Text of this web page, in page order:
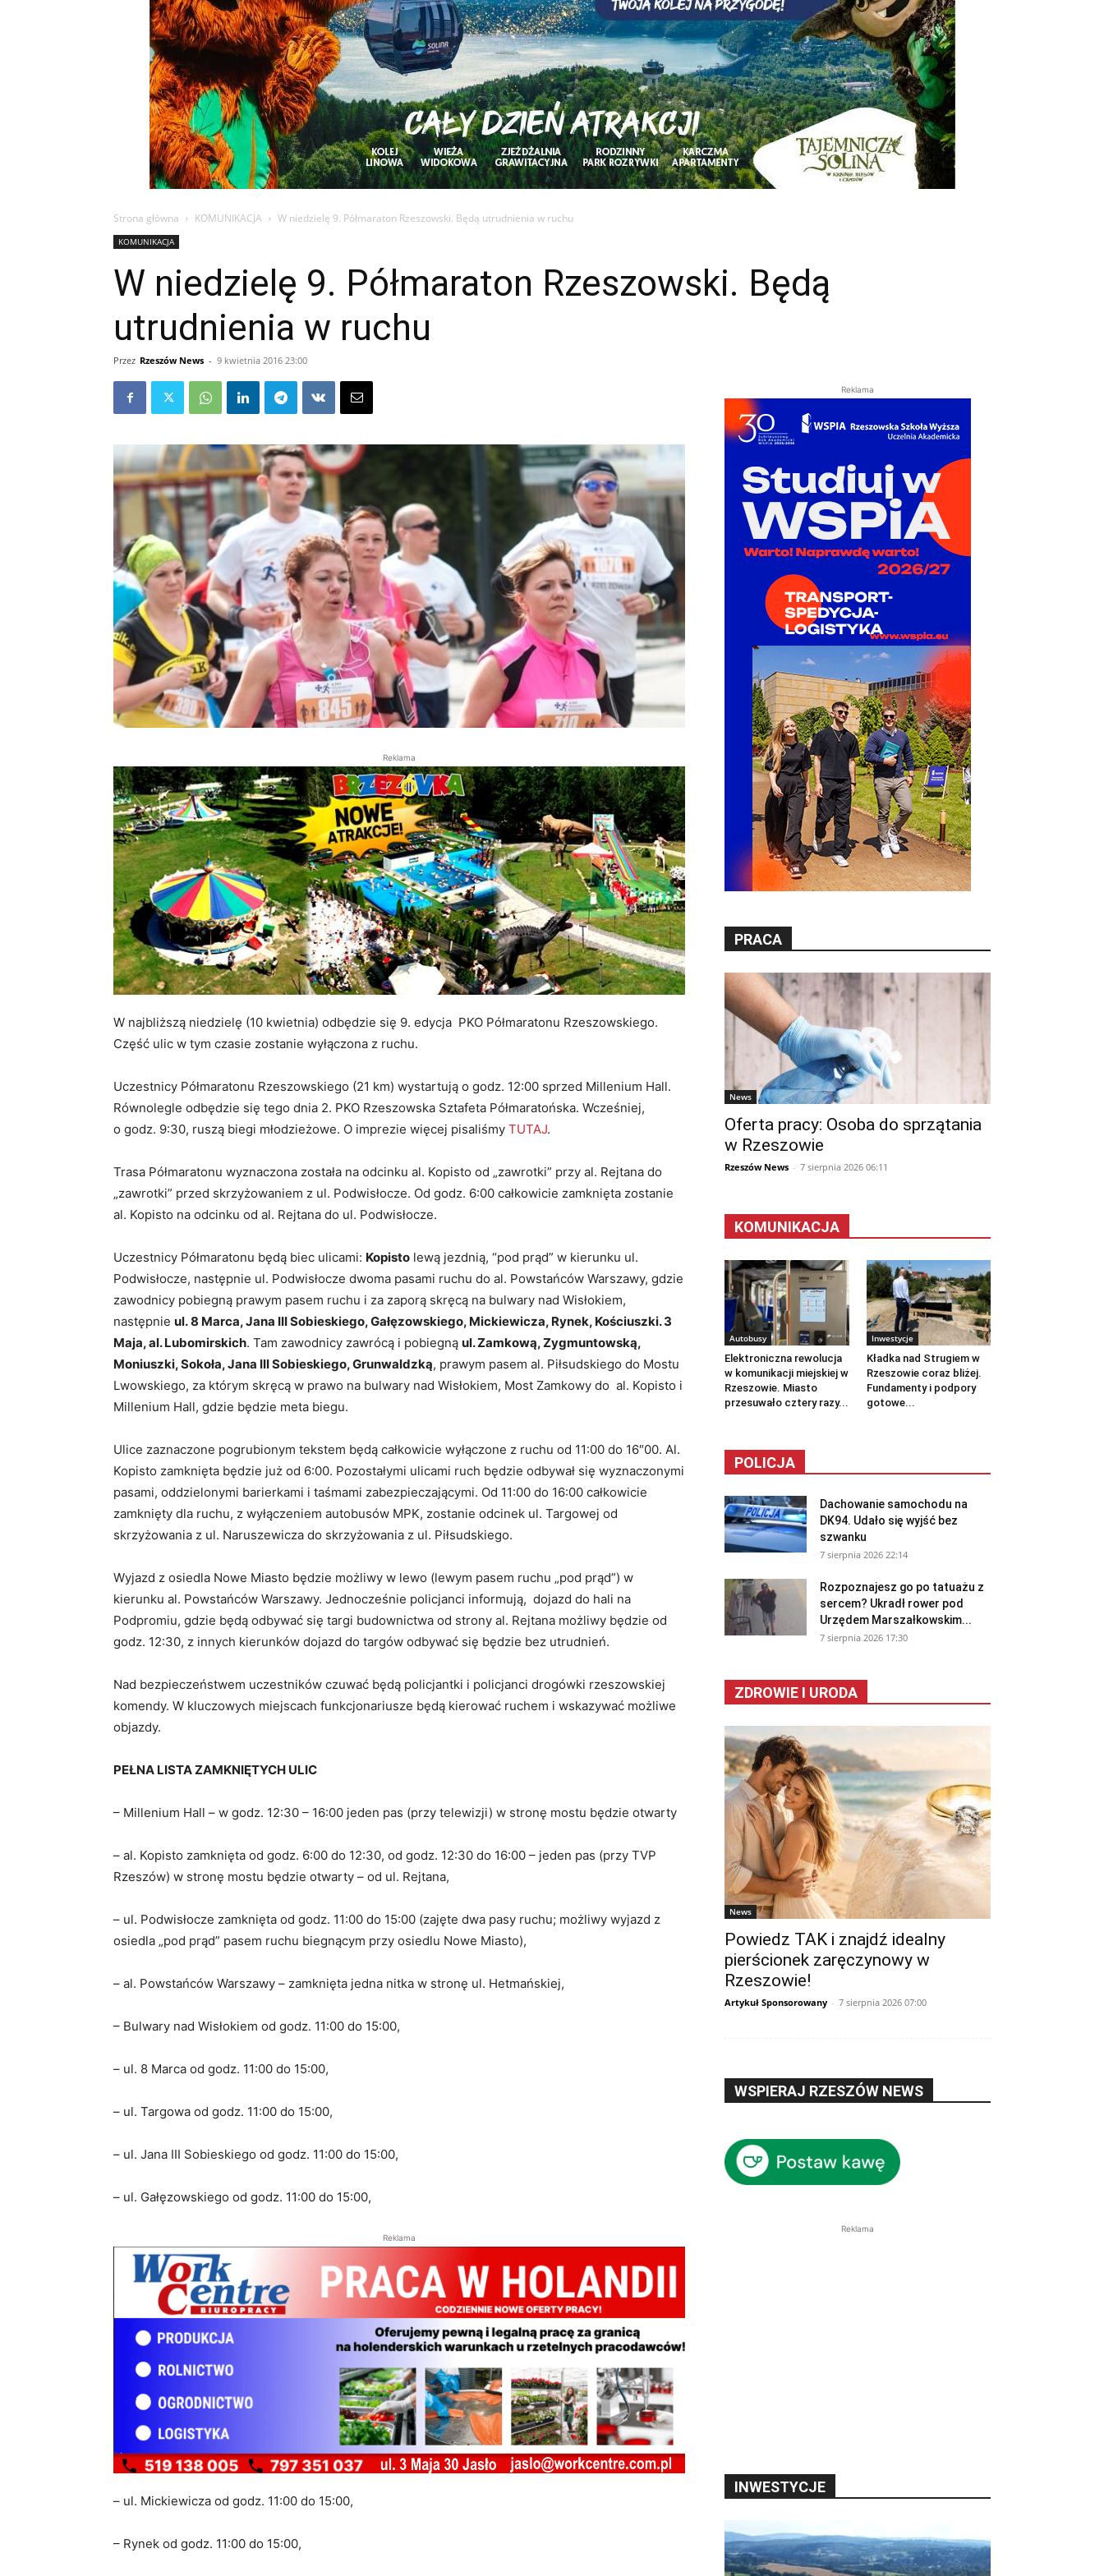
Strona główna KOMUNIKACJA W niedzielę 9. Półmaraton Rzeszowski. Będą utrudnienia w ruchu
KOMUNIKACJA
W niedzielę 9. Półmaraton Rzeszowski. Będą
utrudnienia w ruchu
Przez Rzeszów News - 9 kwietnia 2016 23:00
Reklama
W najbliższą niedzielę (10 kwietnia) odbędzie się 9. edycja PKO Półmaratonu Rzeszowskiego.
Część ulic w tym czasie zostanie wyłączona z ruchu.
Uczestnicy Półmaratonu Rzeszowskiego (21 km) wystartują o godz. 12:00 sprzed Millenium Hall.
Równolegle odbędzie się tego dnia 2. PKO Rzeszowska Sztafeta Półmaratońska. Wcześniej,
o godz. 9:30, ruszą biegi młodzieżowe. O imprezie więcej pisaliśmy TUTAJ.
Trasa Półmaratonu wyznaczona została na odcinku al. Kopisto od „zawrotki” przy al. Rejtana do
„zawrotki” przed skrzyżowaniem z ul. Podwisłocze. Od godz. 6:00 całkowicie zamknięta zostanie
al. Kopisto na odcinku od al. Rejtana do ul. Podwisłocze.
Uczestnicy Półmaratonu będą biec ulicami: Kopisto lewą jezdnią, “pod prąd” w kierunku ul.
Podwisłocze, następnie ul. Podwisłocze dwoma pasami ruchu do al. Powstańców Warszawy, gdzie
zawodnicy pobiegną prawym pasem ruchu i za zaporą skręcą na bulwary nad Wisłokiem,
następnie ul. 8 Marca, Jana III Sobieskiego, Gałęzowskiego, Mickiewicza, Rynek, Kościuszki. 3
Maja, al. Lubomirskich. Tam zawodnicy zawrócą i pobiegną ul. Zamkową, Zygmuntowską,
Moniuszki, Sokoła, Jana III Sobieskiego, Grunwaldzką, prawym pasem al. Piłsudskiego do Mostu
Lwowskiego, za którym skręcą w prawo na bulwary nad Wisłokiem, Most Zamkowy do al. Kopisto i
Millenium Hall, gdzie będzie meta biegu.
Ulice zaznaczone pogrubionym tekstem będą całkowicie wyłączone z ruchu od 11:00 do 16″00. Al.
Kopisto zamknięta będzie już od 6:00. Pozostałymi ulicami ruch będzie odbywał się wyznaczonymi
pasami, oddzielonymi barierkami i taśmami zabezpieczającymi. Od 11:00 do 16:00 całkowicie
zamknięty dla ruchu, z wyłączeniem autobusów MPK, zostanie odcinek ul. Targowej od
skrzyżowania z ul. Naruszewicza do skrzyżowania z ul. Piłsudskiego.
Wyjazd z osiedla Nowe Miasto będzie możliwy w lewo (lewym pasem ruchu „pod prąd”) w
kierunku al. Powstańców Warszawy. Jednocześnie policjanci informują, dojazd do hali na
Podpromiu, gdzie będą odbywać się targi budownictwa od strony al. Rejtana możliwy będzie od
godz. 12:30, z innych kierunków dojazd do targów odbywać się będzie bez utrudnień.
Nad bezpieczeństwem uczestników czuwać będą policjantki i policjanci drogówki rzeszowskiej
komendy. W kluczowych miejscach funkcjonariusze będą kierować ruchem i wskazywać możliwe
objazdy.
PEŁNA LISTA ZAMKNIĘTYCH ULIC
– Millenium Hall – w godz. 12:30 – 16:00 jeden pas (przy telewizji) w stronę mostu będzie otwarty
– al. Kopisto zamknięta od godz. 6:00 do 12:30, od godz. 12:30 do 16:00 – jeden pas (przy TVP
Rzeszów) w stronę mostu będzie otwarty – od ul. Rejtana,
– ul. Podwisłocze zamknięta od godz. 11:00 do 15:00 (zajęte dwa pasy ruchu; możliwy wyjazd z
osiedla „pod prąd” pasem ruchu biegnącym przy osiedlu Nowe Miasto),
– al. Powstańców Warszawy – zamknięta jedna nitka w stronę ul. Hetmańskiej,
– Bulwary nad Wisłokiem od godz. 11:00 do 15:00,
– ul. 8 Marca od godz. 11:00 do 15:00,
– ul. Targowa od godz. 11:00 do 15:00,
– ul. Jana III Sobieskiego od godz. 11:00 do 15:00,
– ul. Gałęzowskiego od godz. 11:00 do 15:00,
Reklama
– ul. Mickiewicza od godz. 11:00 do 15:00,
– Rynek od godz. 11:00 do 15:00,
Reklama
PRACA
News
Oferta pracy: Osoba do sprzątania
w Rzeszowie
Rzeszów News - 7 sierpnia 2026 06:11
KOMUNIKACJA
Autobusy
Elektroniczna rewolucja
w komunikacji miejskiej w
Rzeszowie. Miasto
przesuwało cztery razy...
Inwestycje
Kładka nad Strugiem w
Rzeszowie coraz bliżej.
Fundamenty i podpory
gotowe...
POLICJA
Dachowanie samochodu na
DK94. Udało się wyjść bez
szwanku
7 sierpnia 2026 22:14
Rozpoznajesz go po tatuażu z
sercem? Ukradł rower pod
Urzędem Marszałkowskim...
7 sierpnia 2026 17:30
ZDROWIE I URODA
News
Powiedz TAK i znajdź idealny
pierścionek zaręczynowy w
Rzeszowie!
Artykuł Sponsorowany - 7 sierpnia 2026 07:00
WSPIERAJ RZESZÓW NEWS
Reklama
INWESTYCJE